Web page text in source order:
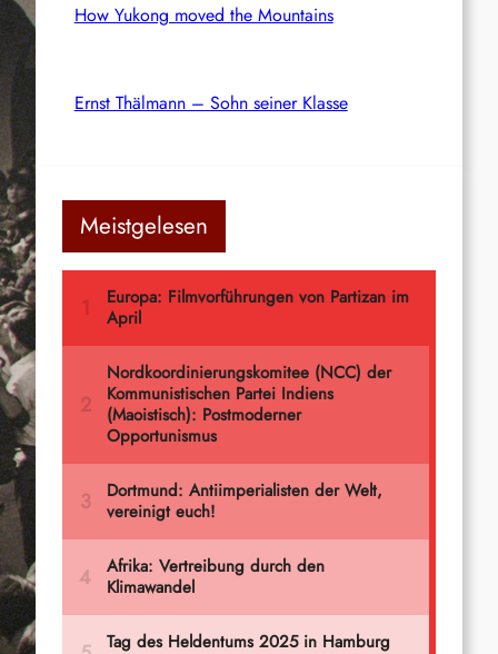
How Yukong moved the Mountains
Ernst Thälmann – Sohn seiner Klasse
Meistgelesen